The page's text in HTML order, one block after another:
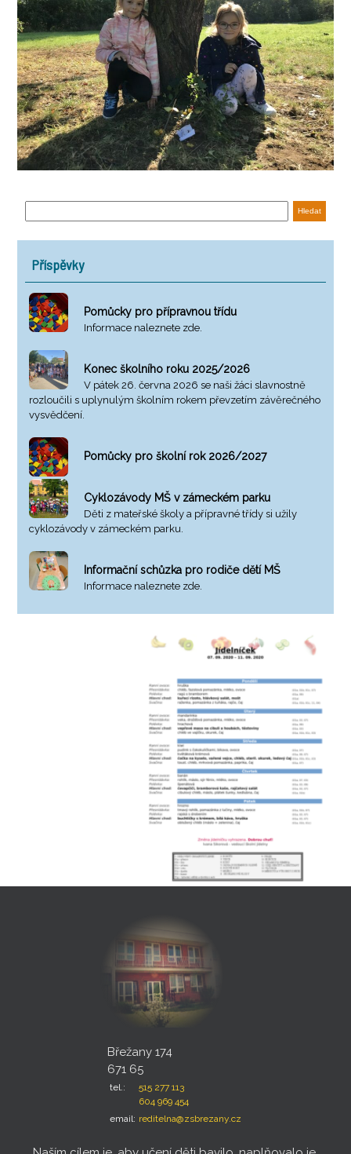
Příspěvky
Pomůcky pro přípravnou třídu
Informace naleznete zde.
Konec školního roku 2025/2026
V pátek 26. června 2026 se naši žáci slavnostně
rozloučili s uplynulým školním rokem převzetím závěrečného
vysvědčení.
Pomůcky pro školní rok 2026/2027
Cyklozávody MŠ v zámeckém parku
Děti z mateřské školy a přípravné třídy si užily
cyklozávody v zámeckém parku.
Informační schůzka pro rodiče dětí MŠ
Informace naleznete zde.
Břežany 174
671 65
tel.:
515 277 113
604 969 454
email: reditelna@zsbrezany.cz